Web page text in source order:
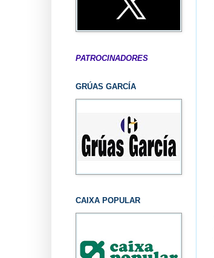
PATROCINADORES
GRÚAS GARCÍA
CAIXA POPULAR